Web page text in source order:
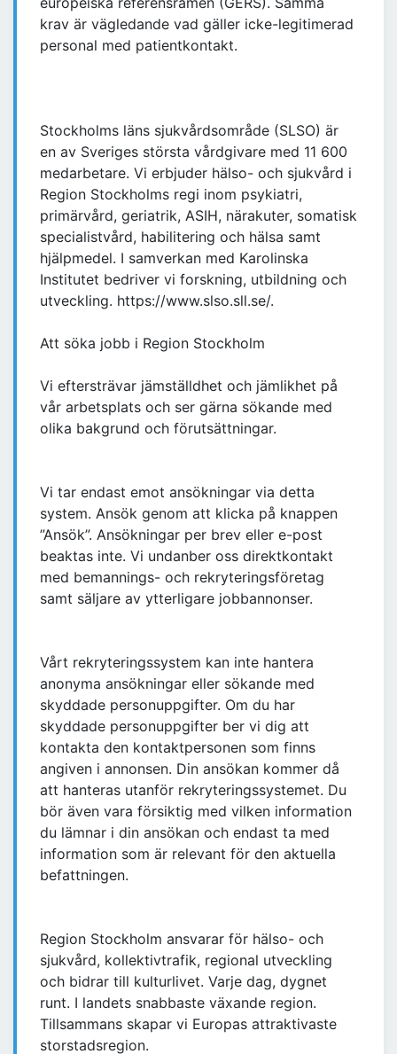
krav är vägledande vad gäller icke-legitimerad
personal med patientkontakt.
Stockholms läns sjukvårdsområde (SLSO) är
en av Sveriges största vårdgivare med 11 600
medarbetare. Vi erbjuder hälso- och sjukvård i
Region Stockholms regi inom psykiatri,
primärvård, geriatrik, ASIH, närakuter, somatisk
specialistvård, habilitering och hälsa samt
hjälpmedel. I samverkan med Karolinska
Institutet bedriver vi forskning, utbildning och
utveckling. https://www.slso.sll.se/.
Att söka jobb i Region Stockholm
Vi eftersträvar jämställdhet och jämlikhet på
vår arbetsplats och ser gärna sökande med
olika bakgrund och förutsättningar.
Vi tar endast emot ansökningar via detta
system. Ansök genom att klicka på knappen
”Ansök”. Ansökningar per brev eller e-post
beaktas inte. Vi undanber oss direktkontakt
med bemannings- och rekryteringsföretag
samt säljare av ytterligare jobbannonser.
Vårt rekryteringssystem kan inte hantera
anonyma ansökningar eller sökande med
skyddade personuppgifter. Om du har
skyddade personuppgifter ber vi dig att
kontakta den kontaktpersonen som finns
angiven i annonsen. Din ansökan kommer då
att hanteras utanför rekryteringssystemet. Du
bör även vara försiktig med vilken information
du lämnar i din ansökan och endast ta med
information som är relevant för den aktuella
befattningen.
Region Stockholm ansvarar för hälso- och
sjukvård, kollektivtrafik, regional utveckling
och bidrar till kulturlivet. Varje dag, dygnet
runt. I landets snabbaste växande region.
Tillsammans skapar vi Europas attraktivaste
storstadsregion.